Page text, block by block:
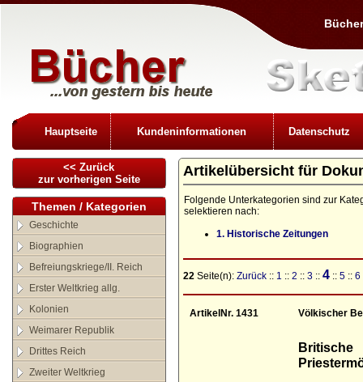
Hauptseite Kundeninformationen Datenschutz
<< Zurück
zur vorherigen Seite
Themen / Kategorien
Geschichte
Biographien
Befreiungskriege/II. Reich
Erster Weltkrieg allg.
Kolonien
Weimarer Republik
Drittes Reich
Zweiter Weltkrieg
Artikelübersicht für
Folgende Unterkategorien sind zur
selektieren nach:
1. Historische Zeitungen
22 Seite(n): Zurück :: 1 :: 2 :: 3 :: 4 :: 5 :: 6
ArtikelNr. 1431 Völkischer